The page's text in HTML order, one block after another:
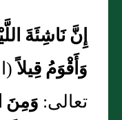
إِنَّ نَاشِئَةَ
وَأَقْوَمُ قِيلاً
تعالى:وَمِنَ